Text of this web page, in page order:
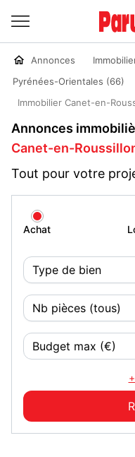
Annonces
Pyrénées-Orientales (66)
Immobilier Canet-en-
Annonces
Canet-en-
Tout pour votre
Achat